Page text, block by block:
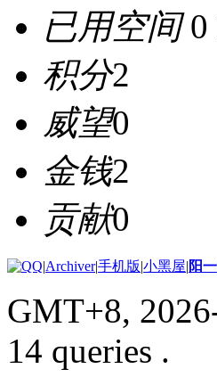
已用空间0
积分2
威望0
金钱2
贡献0
|Archiver|手机版|小黑屋| 阳
GMT+8,
14 queries .